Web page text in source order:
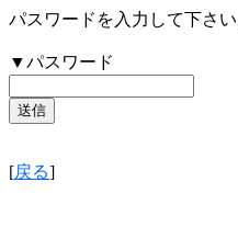
パスワードを入力して下さい
▼パスワード
[戻る]